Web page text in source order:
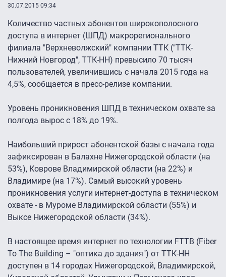
30.07.2015 09:34
Количество частных абонентов широкополосного
доступа в интернет (ШПД) макрорегионального
филиала "Верхневолжский" компании ТТК ("ТТК-
Нижний Новгород", ТТК-НН) превысило 70 тысяч
пользователей, увеличившись с начала 2015 года на
4,5%, сообщается в пресс-релизе компании.
Уровень проникновения ШПД в техническом охвате за
полгода вырос с 18% до 19%.
Наибольший прирост абонентской базы с начала года
зафиксирован в Балахне Нижегородской области (на
53%), Коврове Владимирской области (на 22%) и
Владимире (на 17%). Самый высокий уровень
проникновения услуги интернет-доступа в техническом
охвате - в Муроме Владимирской области (55%) и
Выксе Нижегородской области (34%).
В настоящее время интернет по технологии FTTB (Fiber
To The Building – "оптика до здания") от ТТК-НН
доступен в 14 городах Нижегородской, Владимирской,